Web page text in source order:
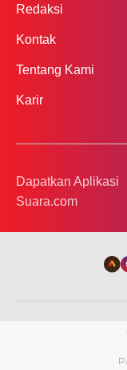
Redaksi
Kontak
Tentang Kami
Karir
Dapatkan Aplikasi
Suara.com